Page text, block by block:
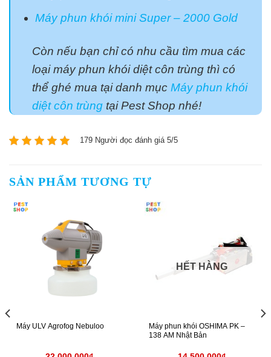
Máy phun khói mini Super – 2000 Gold
Còn nếu bạn chỉ có nhu cầu tìm mua các
loại máy phun khói diệt côn trùng thì có
thể ghé mua tại danh mục Máy phun khói
diệt côn trùng tại Pest Shop nhé!
179 Người đọc đánh giá 5/5
SẢN PHẨM TƯƠNG TỰ
Agrofog Nebuloo
HẾT HÀNG
Máy phun khói OSHIMA PK –
138 AM Nhật Bản